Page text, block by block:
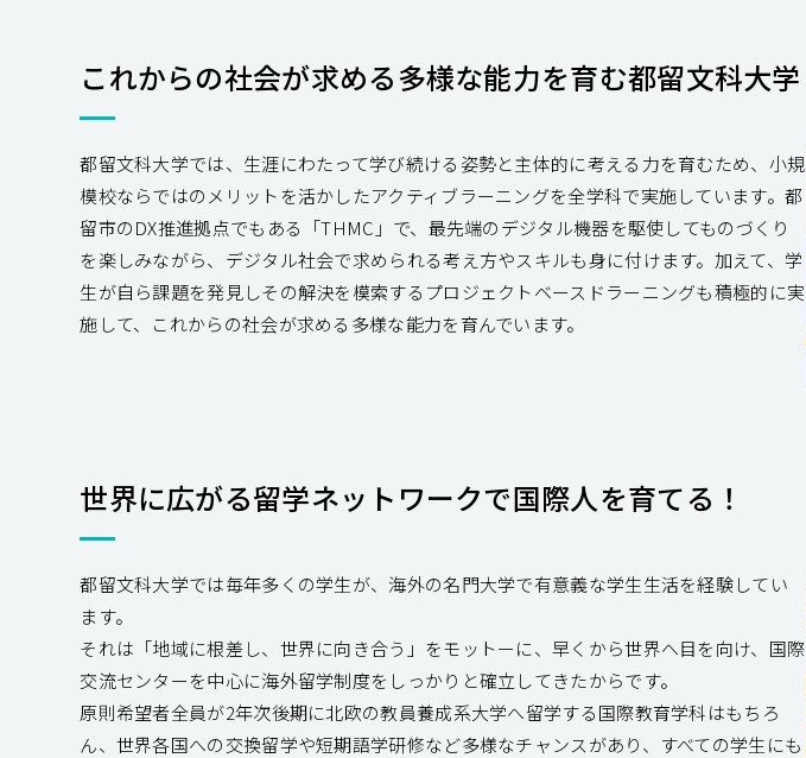
これからの社会が求める多様な能力を育む都留文科大学
都留文科大学では、生涯にわたって学び続ける姿勢と主体的に考える力を育むため、小規
模校ならではのメリットを活かしたアクティブラーニングを全学科で実施しています。都
留市のDX推進拠点でもある「THMC」で、最先端のデジタル機器を駆使してものづくり
を楽しみながら、デジタル社会で求められる考え方やスキルも身に付けます。加えて、学
生が自ら課題を発見しその解決を模索するプロジェクトベースドラーニングも積極的に実
施して、これからの社会が求める多様な能力を育んでいます。
世界に広がる留学ネットワークで国際人を育てる！
都留文科大学では毎年多くの学生が、海外の名門大学で有意義な学生生活を経験してい
ます。
それは「地域に根差し、世界に向き合う」をモットーに、早くから世界へ目を向け、国際
交流センターを中心に海外留学制度をしっかりと確立してきたからです。
原則希望者全員が2年次後期に北欧の教員養成系大学へ留学する国際教育学科はもちろ
ん、世界各国への交換留学や短期語学研修など多様なチャンスがあり、すべての学生にも